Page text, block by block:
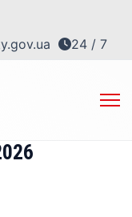
24 / 7